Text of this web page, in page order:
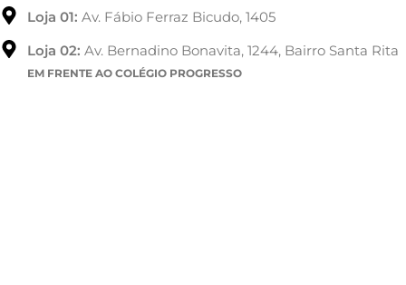
Loja 01: Av. Fábio Ferraz Bicudo, 1405
Loja 02: Av. Bernadino Bonavita, 1244, Bairro Santa Rita
EM FRENTE AO COLÉGIO PROGRESSO